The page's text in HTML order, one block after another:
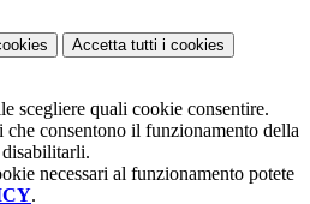
Accetta tutti i cookies
scegliere quali cookie consentire.
consentono il funzionamento della
necessari al funzionamento potete
.